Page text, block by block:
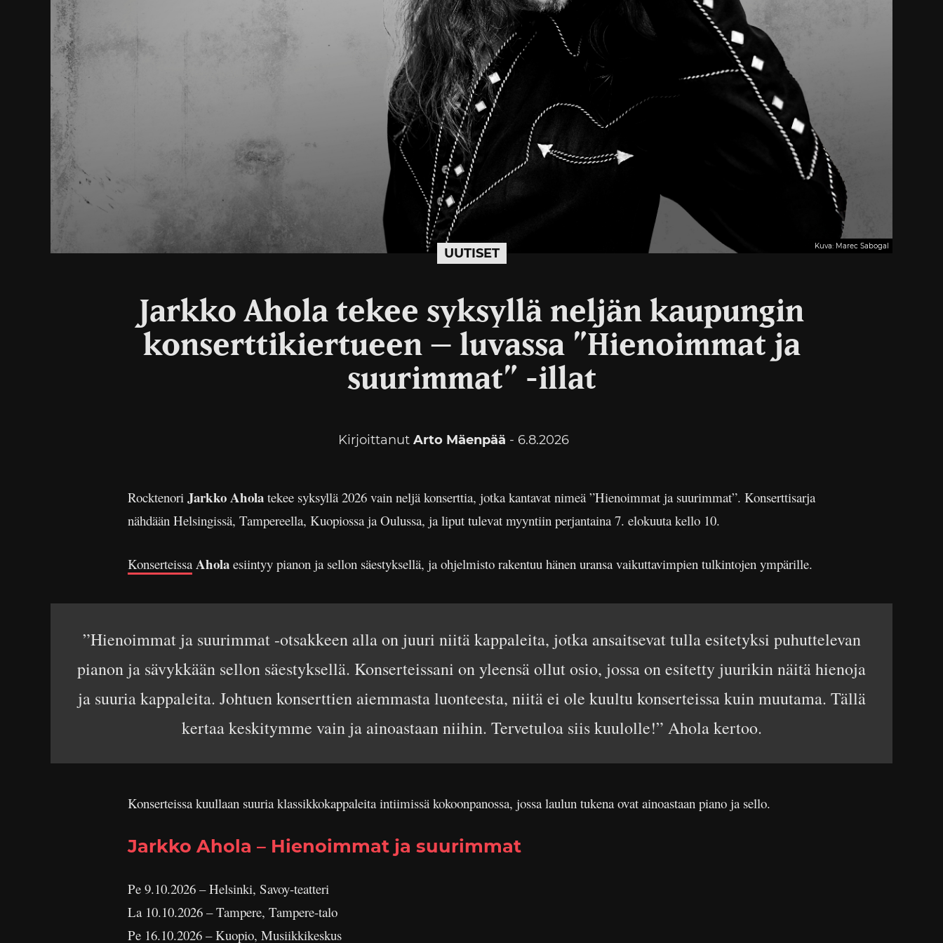
UUTISET Kuva: Marec Sabogal
Jarkko Ahola tekee syksyllä neljän kaupungin
konserttikiertueen – luvassa ”Hienoimmat ja
suurimmat” -illat
Kirjoittanut Arto Mäenpää - 6.8.2026
Rocktenori Jarkko Ahola tekee syksyllä 2026 vain neljä konserttia, jotka kantavat nimeä ”Hienoimmat ja suurimmat”. Konserttisarja
nähdään Helsingissä, Tampereella, Kuopiossa ja Oulussa, ja liput tulevat myyntiin perjantaina 7. elokuuta kello 10.
Konserteissa Ahola esiintyy pianon ja sellon säestyksellä, ja ohjelmisto rakentuu hänen uransa vaikuttavimpien tulkintojen ympärille.
”Hienoimmat ja suurimmat -otsakkeen alla on juuri niitä kappaleita, jotka ansaitsevat tulla esitetyksi puhuttelevan
pianon ja sävykkään sellon säestyksellä. Konserteissani on yleensä ollut osio, jossa on esitetty juurikin näitä hienoja
ja suuria kappaleita. Johtuen konserttien aiemmasta luonteesta, niitä ei ole kuultu konserteissa kuin muutama. Tällä
kertaa keskitymme vain ja ainoastaan niihin. Tervetuloa siis kuulolle!” Ahola kertoo.
Konserteissa kuullaan suuria klassikkokappaleita intiimissä kokoonpanossa, jossa laulun tukena ovat ainoastaan piano ja sello.
Jarkko Ahola – Hienoimmat ja suurimmat
Pe 9.10.2026 – Helsinki, Savoy-teatteri
La 10.10.2026 – Tampere, Tampere-talo
Pe 16.10.2026 – Kuopio, Musiikkikeskus